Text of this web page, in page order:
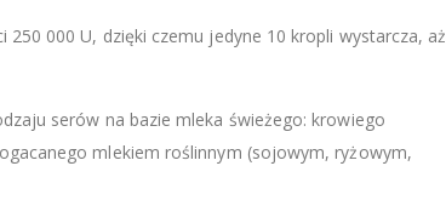
000 U, dzięki czemu jedyne 10 kropli wystarcza, aż
serów na bazie mleka świeżego: krowiego
mlekiem roślinnym (sojowym, ryżowym,